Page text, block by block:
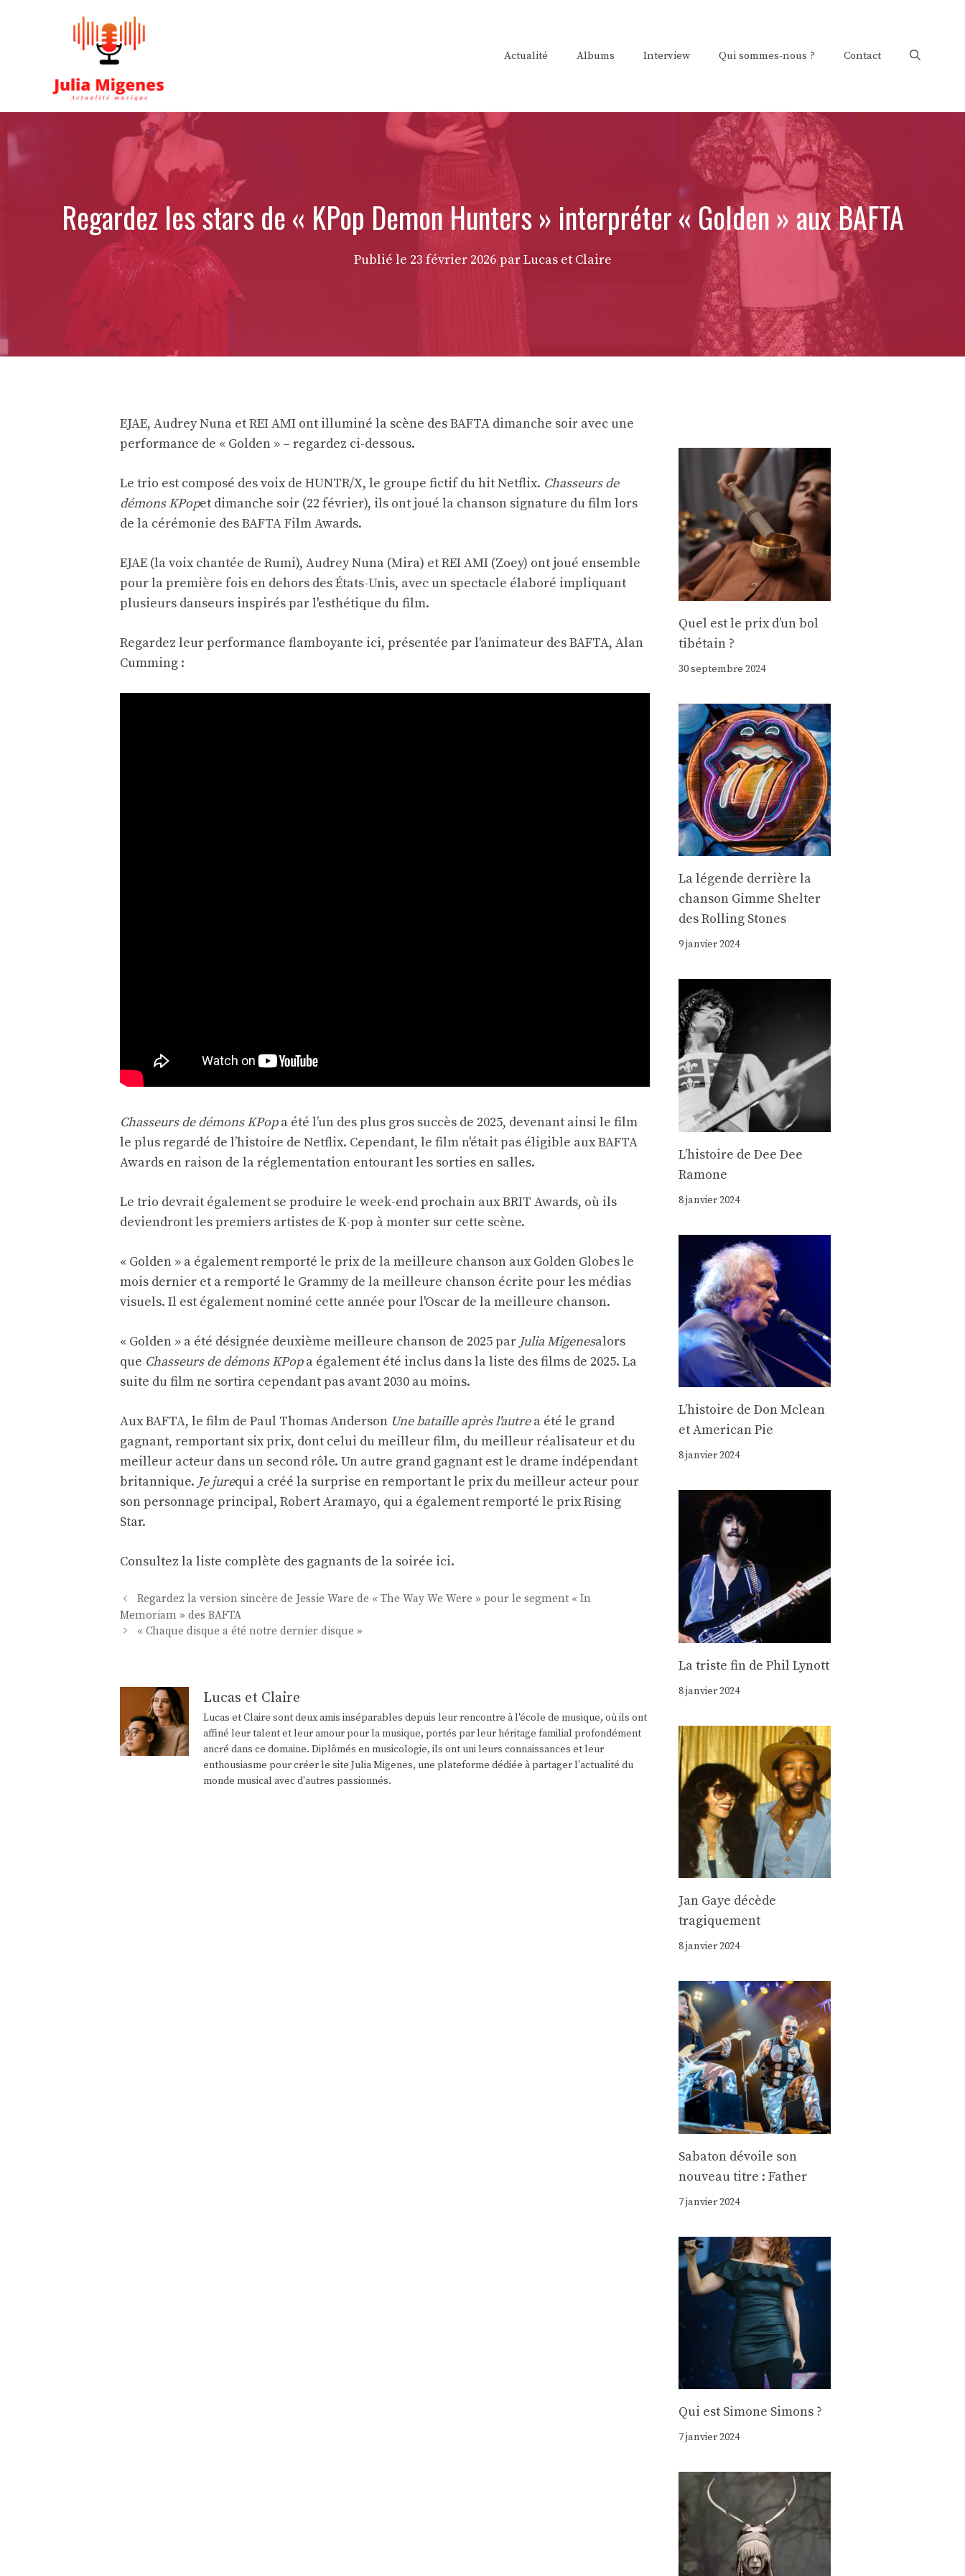
Actualité Albums Interview Qui sommes-nous ? Contact
Regardez les stars de « KPop Demon Hunters » interpréter « Golden » aux BAFTA
Publié le 23 février 2026 par Lucas et Claire
EJAE, Audrey Nuna et REI AMI ont illuminé la scène des BAFTA dimanche soir avec une
performance de « Golden » – regardez ci-dessous.
Le trio est composé des voix de HUNTR/X, le groupe fictif du hit Netflix. Chasseurs de
démons KPopet dimanche soir (22 février), ils ont joué la chanson signature du film lors
de la cérémonie des BAFTA Film Awards.
EJAE (la voix chantée de Rumi), Audrey Nuna (Mira) et REI AMI (Zoey) ont joué ensemble
pour la première fois en dehors des États-Unis, avec un spectacle élaboré impliquant
plusieurs danseurs inspirés par l'esthétique du film.
Regardez leur performance flamboyante ici, présentée par l'animateur des BAFTA, Alan
Cumming :
Chasseurs de démons KPopa été l’un des plus gros succès de 2025, devenant ainsi le film
le plus regardé de l’histoire de Netflix. Cependant, le film n'était pas éligible aux BAFTA
Awards en raison de la réglementation entourant les sorties en salles.
Le trio devrait également se produire le week-end prochain aux BRIT Awards, où ils
deviendront les premiers artistes de K-pop à monter sur cette scène.
« Golden » a également remporté le prix de la meilleure chanson aux Golden Globes le
mois dernier et a remporté le Grammy de la meilleure chanson écrite pour les médias
visuels. Il est également nominé cette année pour l'Oscar de la meilleure chanson.
« Golden » a été désignée deuxième meilleure chanson de 2025 par Julia Migenesalors
que Chasseurs de démons KPopa également été inclus dans la liste des films de 2025. La
suite du film ne sortira cependant pas avant 2030 au moins.
Aux BAFTA, le film de Paul Thomas Anderson Une bataille après l'autre a été le grand
gagnant, remportant six prix, dont celui du meilleur film, du meilleur réalisateur et du
meilleur acteur dans un second rôle. Un autre grand gagnant est le drame indépendant
britannique. Je jurequi a créé la surprise en remportant le prix du meilleur acteur pour
son personnage principal, Robert Aramayo, qui a également remporté le prix Rising
Star.
Consultez la liste complète des gagnants de la soirée ici.
Navigation
des
articles
Regardez la version sincère de Jessie Ware de « The Way We Were » pour le segment « In
Memoriam » des BAFTA
« Chaque disque a été notre dernier disque »
Lucas et Claire
Lucas et Claire sont deux amis inséparables depuis leur rencontre à l'école de musique, où ils ont
affiné leur talent et leur amour pour la musique, portés par leur héritage familial profondément
ancré dans ce domaine. Diplômés en musicologie, ils ont uni leurs connaissances et leur
enthousiasme pour créer le site Julia Migenes, une plateforme dédiée à partager l'actualité du
monde musical avec d'autres passionnés.
Quel est le prix d’un bol
tibétain ?
30 septembre 2024
La légende derrière la
chanson Gimme Shelter
des Rolling Stones
9 janvier 2024
Lʼhistoire de Dee Dee
Ramone
8 janvier 2024
Lʼhistoire de Don Mclean
et American Pie
8 janvier 2024
La triste fin de Phil Lynott
8 janvier 2024
Jan Gaye décède
tragiquement
8 janvier 2024
Sabaton dévoile son
nouveau titre : Father
7 janvier 2024
Qui est Simone Simons ?
7 janvier 2024